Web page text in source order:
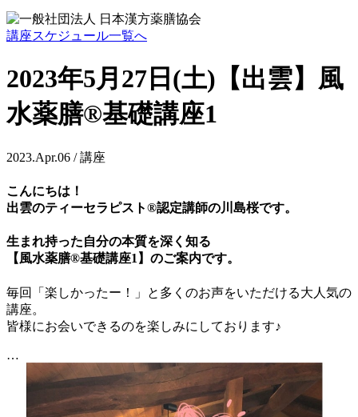
講座スケジュール一覧へ
2023年5月27日(土)【出雲】風
水薬膳®基礎講座1
2023.Apr.06 / 講座
こんにちは！
出雲のティーセラピスト®認定講師の川島桜です。
生まれ持った自分の本質を深く知る
【風水薬膳®基礎講座1】 のご案内です。
毎回「楽しかったー！」と多くのお声をいただける大人気の
講座。
皆様にお会いできるのを楽しみにしております♪
…